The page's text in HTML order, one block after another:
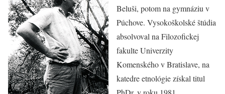
Beluši, potom na gymnáziu v
Púchove. Vysokoškolské štúdia
absolvoval na Filozofickej
fakulte Univerzity
Komenského v Bratislave, na
katedre etnológie získal titul